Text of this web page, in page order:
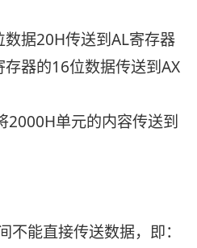
据20H传送到AL寄存器
存器的16位数据传送到AX
2000H单元的内容传送到
不能直接传送数据，即：